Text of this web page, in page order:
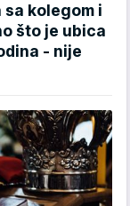
kolegom i
što je ubica
- nije